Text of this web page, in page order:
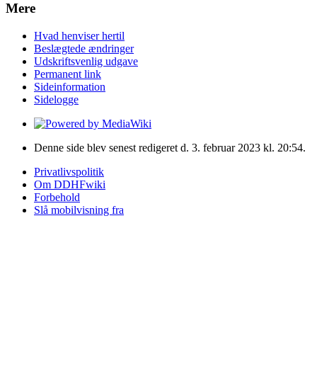
Mere
Hvad henviser hertil
Beslægtede ændringer
Udskriftsvenlig udgave
Permanent link
Sideinformation
Sidelogge
Denne side blev senest redigeret d. 3. februar 2023 kl. 20:54.
Privatlivspolitik
Om DDHFwiki
Forbehold
Slå mobilvisning fra